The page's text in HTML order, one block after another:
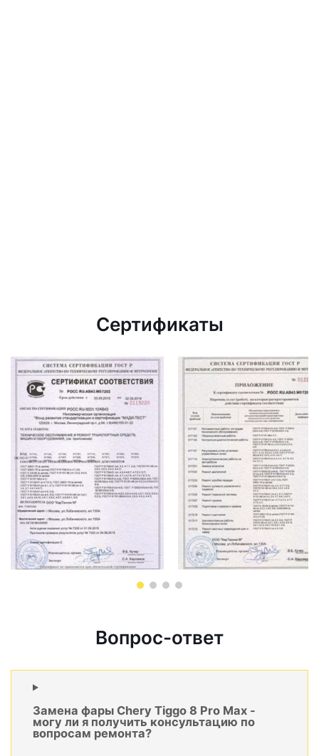
Сертификаты
Вопрос-ответ
Замена фары Chery Tiggo 8 Pro Max -
могу ли я получить консультацию по
вопросам ремонта?